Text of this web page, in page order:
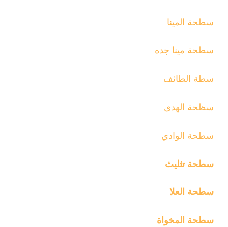
سطحة المينا
سطحة مينا جده
سطة الطائف
سظحة الهدى
سطحة الوادي
سطحة تثليث
سطحة العلا
سطحة المخواة